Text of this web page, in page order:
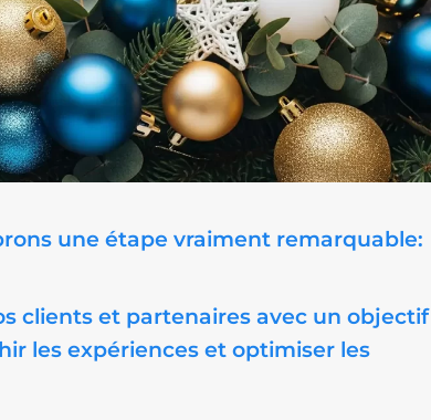
une étape vraiment remarquable:
clients et partenaires avec un objectif
les expériences et optimiser les